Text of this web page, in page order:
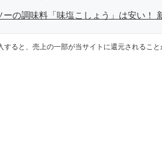
ーの調味料「味塩こしょう」は安い！
ると、売上の一部が当サイトに還元されること